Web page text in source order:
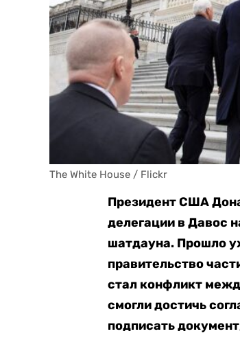
The White House / Flickr
Президент США
делегации в Давос
шатдауна. Прошло
правительство
стал конфликт
смогли достичь
подписать